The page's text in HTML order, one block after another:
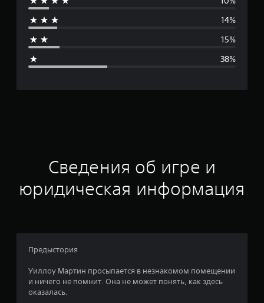
д
я
о
н
к
.
14%
15%
38%
Сведения об игре и
юридическая информация
Предыстория
Уиллоу Мартин просыпается в незнакомом помещении
и ничего не помнит. Она не может понять, как здесь
оказалась.